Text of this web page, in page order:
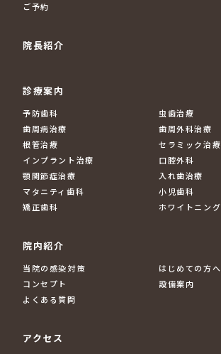
ご予約
院長紹介
診療案内
予防歯科
虫歯治療
歯周病治療
歯周外科治療
根管治療
セラミック治療
インプラント治療
口腔外科
顎関節症治療
入れ歯治療
マタニティ歯科
小児歯科
矯正歯科
ホワイトニング
院内紹介
当院の感染対策
はじめての方へ
コンセプト
設備案内
よくある質問
アクセス